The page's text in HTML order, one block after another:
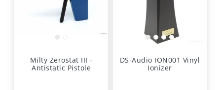
Milty Zerostat III -
Antistatic Pistole
DS-Audio ION001 Vinyl
Ionizer